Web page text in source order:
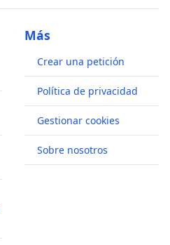
Más
Crear una petición
Política de privacidad
Gestionar cookies
Sobre nosotros